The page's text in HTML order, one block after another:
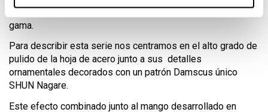
un sector bien definido de cuchillos japoneses de alta
gama.
Para describir esta serie nos centramos en el alto grado de
pulido de la hoja de acero junto a sus detalles
ornamentales decorados con un patrón Damscus único
SHUN Nagare.
Este efecto combinado junto al mango desarrollado en